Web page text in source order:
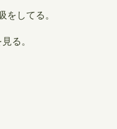
をしてる。
る。